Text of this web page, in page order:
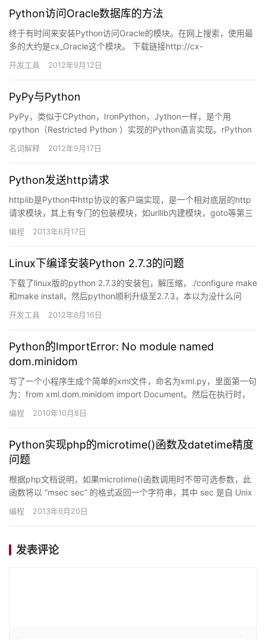
Python访问Oracle数据库的方法
终于有时间来安装Python访问Oracle的模块。在网上搜索，使用最
多的大约是cx_Oracle这个模块。 下载链接http://cx-
oracle.sourceforge.ne…
开发工具 2012年9月12日
PyPy与Python
PyPy，类似于CPython，IronPython，Jython一样，是个用
rpython（Restricted Python ）实现的Python语言实现。rPython
是Py…
名词解释 2012年9月17日
Python发送http请求
httplib是Python中http协议的客户端实现，是一个相对底层的http
请求模块，其上有专门的包装模块，如urllib内建模块，goto等第三
方模块，但是封装的层次越高，损…
编程 2013年6月17日
Linux下编译安装Python 2.7.3的问题
下载了linux版的python 2.7.3的安装包，解压缩，./configure make
和make install，然后python顺利升级至2.7.3，本以为没什么问
题。但…
开发工具 2012年8月16日
Python的ImportError: No module named
dom.minidom
写了一个小程序生成个简单的xml文件，命名为xml.py，里面第一句
为：from xml.dom.minidom import Document。然后在执行时，
反复出现Import…
编程 2010年10月8日
Python实现php的microtime()函数及datetime精度
问题
根据php文档说明，如果microtime()函数调用时不带可选参数，此
函数将以 “msec sec” 的格式返回一个字符串，其中 sec 是自 Unix
…
编程 2013年6月20日
发表评论